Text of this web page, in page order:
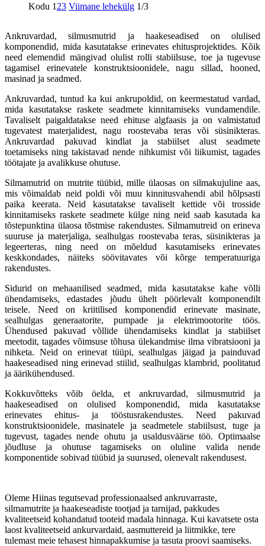
Kodu 1 23 Viimane lehekülg 1/3
Ankruvardad, silmusmutrid ja haakeseadised on olulised
komponendid, mida kasutatakse erinevates ehitusprojektides. Kõik
need elemendid mängivad olulist rolli stabiilsuse, toe ja tugevuse
tagamisel erinevatele konstruktsioonidele, nagu sillad, hooned,
masinad ja seadmed.
Ankruvardad, tuntud ka kui ankrupoldid, on keermestatud vardad,
mida kasutatakse raskete seadmete kinnitamiseks vundamendile.
Tavaliselt paigaldatakse need ehituse algfaasis ja on valmistatud
tugevatest materjalidest, nagu roostevaba teras või süsinikteras.
Ankruvardad pakuvad kindlat ja stabiilset alust seadmete
toetamiseks ning takistavad nende nihkumist või liikumist, tagades
töötajate ja avalikkuse ohutuse.
Silmamutrid on mutrite tüübid, mille ülaosas on silmakujuline aas,
mis võimaldab neid poldi või muu kinnitusvahendi abil hõlpsasti
paika keerata. Neid kasutatakse tavaliselt kettide või trosside
kinnitamiseks raskete seadmete külge ning neid saab kasutada ka
tõstepunktina ülaosa tõstmise rakendustes. Silmamutreid on erineva
suuruse ja materjaliga, sealhulgas roostevaba teras, süsinikteras ja
legeerteras, ning need on mõeldud kasutamiseks erinevates
keskkondades, näiteks söövitavates või kõrge temperatuuriga
rakendustes.
Sidurid on mehaanilised seadmed, mida kasutatakse kahe võlli
ühendamiseks, edastades jõudu ühelt pöörlevalt komponendilt
teisele. Need on kriitilised komponendid erinevate masinate,
sealhulgas generaatorite, pumpade ja elektrimootorite töös.
Ühendused pakuvad võllide ühendamiseks kindlat ja stabiilset
meetodit, tagades võimsuse tõhusa ülekandmise ilma vibratsiooni ja
nihketa. Neid on erinevat tüüpi, sealhulgas jäigad ja painduvad
haakeseadised ning erinevad stiilid, sealhulgas klambrid, poolitatud
ja äärikühendused.
Kokkuvõtteks võib öelda, et ankruvardad, silmusmutrid ja
haakeseadised on olulised komponendid, mida kasutatakse
erinevates ehitus- ja tööstusrakendustes. Need pakuvad
konstruktsioonidele, masinatele ja seadmetele stabiilsust, tuge ja
tugevust, tagades nende ohutu ja usaldusväärse töö. Optimaalse
jõudluse ja ohutuse tagamiseks on oluline valida nende
komponentide sobivad tüübid ja suurused, olenevalt rakendusest.
Oleme Hiinas tegutsevad professionaalsed ankruvarraste,
silmamutrite ja haakeseadiste tootjad ja tarnijad, pakkudes
kvaliteetseid kohandatud tooteid madala hinnaga. Kui kavatsete osta
laost kvaliteetseid ankurvardaid, aasmuttereid ja liitmikke, tere
tulemast meie tehasest hinnapakkumise ja tasuta proovi saamiseks.